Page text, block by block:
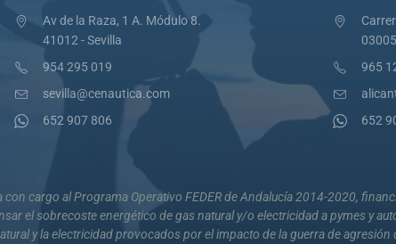
Av de la Raza, 1 A. Módulo 8.
41012 - Sevilla
954 295 019
sevilla@cenautica.com
652 907 806
965
652
con cargo al Programa Operativo FEDER de Andalucía 2014-2020,
el sobrecoste energético de gas natural y/o electricidad a pymes y
y la electricidad provocados por el impacto de la guerra de agresión